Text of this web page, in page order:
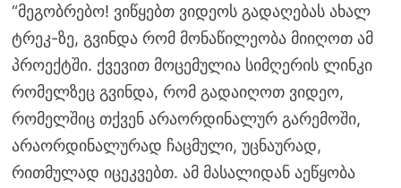
“მეგობრებო! ვიწყებთ ვიდეოს გადაღებას ახალ
ტრეკ-ზე, გვინდა რომ მონაწილეობა მიიღოთ ამ
პროექტში. ქვევით მოცემულია სიმღერის ლინკი
რომელზეც გვინდა, რომ გადაიღოთ ვიდეო,
რომელშიც თქვენ არაორდინალურ გარემოში,
არაორდინალურად ჩაცმული, უცნაურად,
რითმულად იცეკვებთ. ამ მასალიდან აეწყობა